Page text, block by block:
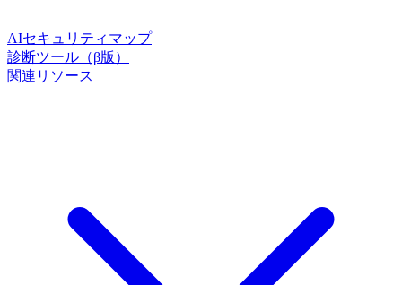
AIセキュリティマップ
診断ツール（β版）
関連リソース